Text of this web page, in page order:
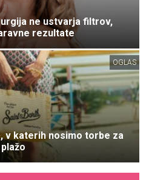
ne ustvarja filtrov,
rezultate
OGLAS
v katerih nosimo torbe za
plažo